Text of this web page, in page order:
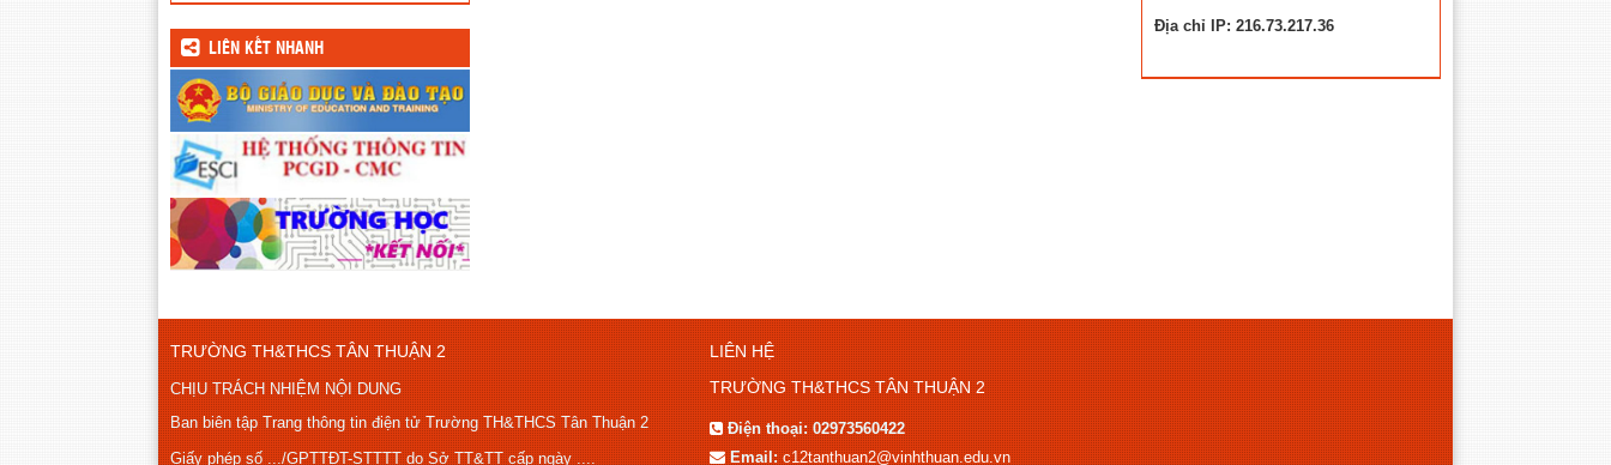
LIÊN KẾT NHANH
Địa chỉ IP: 216.73.217.36
TRƯỜNG TH&THCS TÂN THUẬN 2
CHỊU TRÁCH NHIỆM NỘI DUNG
Ban biên tập Trang thông tin điện tử Trường TH&THCS Tân Thuận 2
Giấy phép số .../GPTTĐT-STTTT do Sở TT&TT cấp ngày ....
LIÊN HỆ
TRƯỜNG TH&THCS TÂN THUẬN 2
Điện thoại:02973560422
Email:c12tanthuan2@vinhthuan.edu.vn